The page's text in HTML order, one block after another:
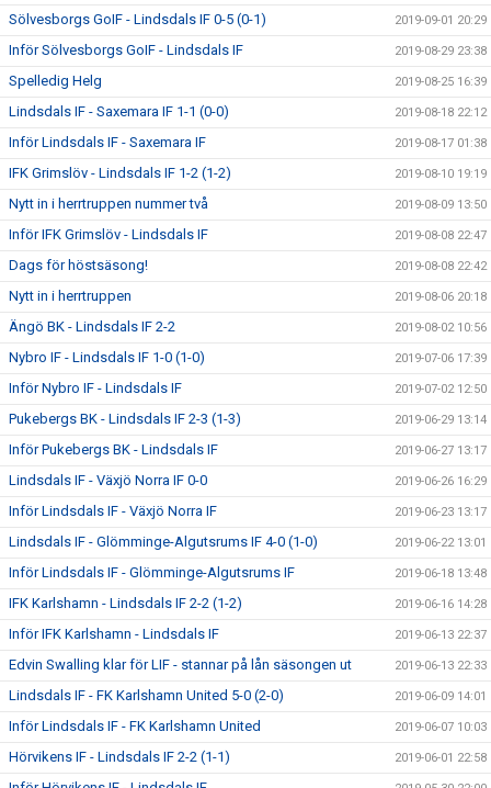
Sölvesborgs GoIF - Lindsdals IF 0-5 (0-1) 2019-09-01 20:29
Inför Sölvesborgs GoIF - Lindsdals IF 2019-08-29 23:38
Spelledig Helg 2019-08-25 16:39
Lindsdals IF - Saxemara IF 1-1 (0-0) 2019-08-18 22:12
Inför Lindsdals IF - Saxemara IF 2019-08-17 01:38
IFK Grimslöv - Lindsdals IF 1-2 (1-2) 2019-08-10 19:19
Nytt in i herrtruppen nummer två 2019-08-09 13:50
Inför IFK Grimslöv - Lindsdals IF 2019-08-08 22:47
Dags för höstsäsong! 2019-08-08 22:42
Nytt in i herrtruppen 2019-08-06 20:18
Ängö BK - Lindsdals IF 2-2 2019-08-02 10:56
Nybro IF - Lindsdals IF 1-0 (1-0) 2019-07-06 17:39
Inför Nybro IF - Lindsdals IF 2019-07-02 12:50
Pukebergs BK - Lindsdals IF 2-3 (1-3) 2019-06-29 13:14
Inför Pukebergs BK - Lindsdals IF 2019-06-27 13:17
Lindsdals IF - Växjö Norra IF 0-0 2019-06-26 16:29
Inför Lindsdals IF - Växjö Norra IF 2019-06-23 13:17
Lindsdals IF - Glömminge-Algutsrums IF 4-0 (1-0) 2019-06-22 13:01
Inför Lindsdals IF - Glömminge-Algutsrums IF 2019-06-18 13:48
IFK Karlshamn - Lindsdals IF 2-2 (1-2) 2019-06-16 14:28
Inför IFK Karlshamn - Lindsdals IF 2019-06-13 22:37
Edvin Swalling klar för LIF - stannar på lån säsongen ut 2019-06-13 22:33
Lindsdals IF - FK Karlshamn United 5-0 (2-0) 2019-06-09 14:01
Inför Lindsdals IF - FK Karlshamn United 2019-06-07 10:03
Hörvikens IF - Lindsdals IF 2-2 (1-1) 2019-06-01 22:58